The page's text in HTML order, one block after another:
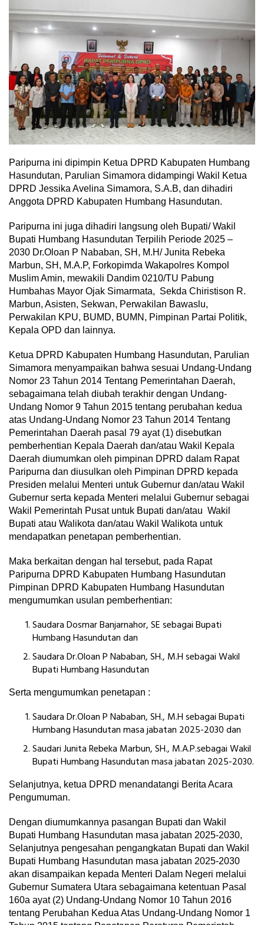
Paripurna ini dipimpin Ketua DPRD Kabupaten Humbang
Hasundutan, Parulian Simamora didampingi Wakil Ketua
DPRD Jessika Avelina Simamora, S.A.B, dan dihadiri
Anggota DPRD Kabupaten Humbang Hasundutan.
Paripurna ini juga dihadiri langsung oleh Bupati/ Wakil
Bupati Humbang Hasundutan Terpilih Periode 2025 –
2030 Dr.Oloan P Nababan, SH, M.H/ Junita Rebeka
Marbun, SH, M.A.P, Forkopimda Wakapolres Kompol
Muslim Amin, mewakili Dandim 0210/TU Pabung
Humbahas Mayor Ojak Simarmata, Sekda Chiristison R.
Marbun, Asisten, Sekwan, Perwakilan Bawaslu,
Perwakilan KPU, BUMD, BUMN, Pimpinan Partai Politik,
Kepala OPD dan lainnya.
Ketua DPRD Kabupaten Humbang Hasundutan, Parulian
Simamora menyampaikan bahwa sesuai Undang-Undang
Nomor 23 Tahun 2014 Tentang Pemerintahan Daerah,
sebagaimana telah diubah terakhir dengan Undang-
Undang Nomor 9 Tahun 2015 tentang perubahan kedua
atas Undang-Undang Nomor 23 Tahun 2014 Tentang
Pemerintahan Daerah pasal 79 ayat (1) disebutkan
pemberhentian Kepala Daerah dan/atau Wakil Kepala
Daerah diumumkan oleh pimpinan DPRD dalam Rapat
Paripurna dan diusulkan oleh Pimpinan DPRD kepada
Presiden melalui Menteri untuk Gubernur dan/atau Wakil
Gubernur serta kepada Menteri melalui Gubernur sebagai
Wakil Pemerintah Pusat untuk Bupati dan/atau Wakil
Bupati atau Walikota dan/atau Wakil Walikota untuk
mendapatkan penetapan pemberhentian.
Maka berkaitan dengan hal tersebut, pada Rapat
Paripurna DPRD Kabupaten Humbang Hasundutan
Pimpinan DPRD Kabupaten Humbang Hasundutan
mengumumkan usulan pemberhentian:
Saudara Dosmar Banjarnahor, SE sebagai Bupati
Humbang Hasundutan dan
Saudara Dr.Oloan P Nababan, SH., M.H sebagai Wakil
Bupati Humbang Hasundutan
Serta mengumumkan penetapan :
Saudara Dr.Oloan P Nababan, SH., M.H sebagai Bupati
Humbang Hasundutan masa jabatan 2025-2030 dan
Saudari Junita Rebeka Marbun, SH., M.A.P.sebagai Wakil
Bupati Humbang Hasundutan masa jabatan 2025-2030.
Selanjutnya, ketua DPRD menandatangi Berita Acara
Pengumuman.
Dengan diumumkannya pasangan Bupati dan Wakil
Bupati Humbang Hasundutan masa jabatan 2025-2030,
Selanjutnya pengesahan pengangkatan Bupati dan Wakil
Bupati Humbang Hasundutan masa jabatan 2025-2030
akan disampaikan kepada Menteri Dalam Negeri melalui
Gubernur Sumatera Utara sebagaimana ketentuan Pasal
160a ayat (2) Undang-Undang Nomor 10 Tahun 2016
tentang Perubahan Kedua Atas Undang-Undang Nomor 1